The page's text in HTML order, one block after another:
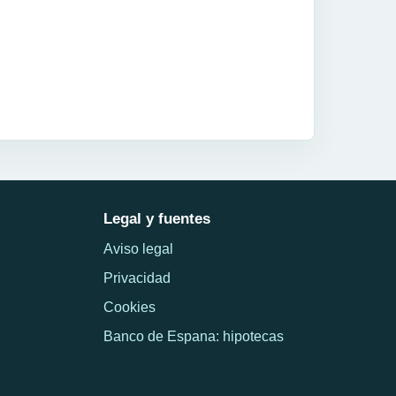
Legal y fuentes
Aviso legal
Privacidad
Cookies
Banco de Espana: hipotecas